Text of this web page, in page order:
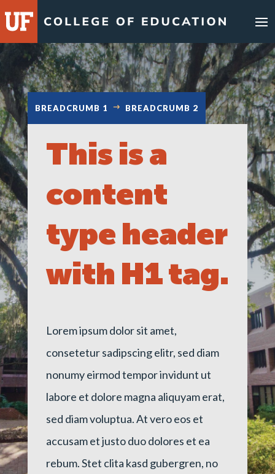
to
content
BREADCRUMB 1 BREADCRUMB 2
This is a
content
type header
with H1 tag.
Lorem ipsum dolor sit amet,
consetetur sadipscing elitr, sed diam
nonumy eirmod tempor invidunt ut
labore et dolore magna aliquyam erat,
sed diam voluptua. At vero eos et
accusam et justo duo dolores et ea
rebum. Stet clita kasd gubergren, no